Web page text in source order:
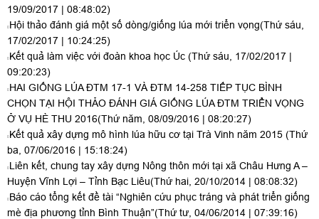
19/09/2017 | 08:48:02)
Hội thảo đánh giá một số dòng/giống lúa mới triển vọng(Thứ sáu,
17/02/2017 | 10:24:25)
Kết quả làm việc với đoàn khoa học Úc (Thứ sáu, 17/02/2017 |
09:20:23)
HAI GIỐNG LÚA ĐTM 17-1 VÀ ĐTM 14-258 TIẾP TỤC BÌNH
CHỌN TẠI HỘI THẢO ĐÁNH GIÁ GIỐNG LÚA ĐTM TRIỂN VỌNG
Ở VỤ HÈ THU 2016(Thứ năm, 08/09/2016 | 08:20:27)
Kết quả xây dựng mô hình lúa hữu cơ tại Trà Vinh năm 2015 (Thứ
ba, 07/06/2016 | 15:18:24)
Liên kết, chung tay xây dựng Nông thôn mới tại xã Châu Hưng A –
Huyện Vĩnh Lợi – Tỉnh Bạc Liêu(Thứ hai, 20/10/2014 | 08:08:32)
Báo cáo tổng kết đề tài “Nghiên cứu phục tráng và phát triển giống
mè địa phương tỉnh Bình Thuận”(Thứ tư, 04/06/2014 | 07:39:16)